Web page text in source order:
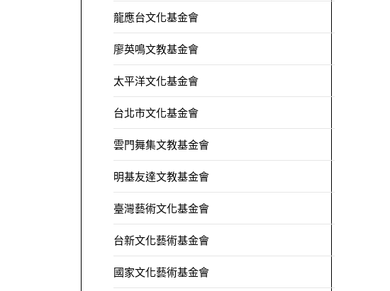
龍應台文化基金會
廖英鳴文教基金會
太平洋文化基金會
台北市文化基金會
雲門舞集文教基金會
明基友達文教基金會
臺灣藝術文化基金會
台新文化藝術基金會
國家文化藝術基金會